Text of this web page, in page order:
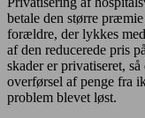
betale den større
forældre, der lykkes
af den reducerede pris
skader er privatiseret,
overførsel af penge fra
problem blevet løst.